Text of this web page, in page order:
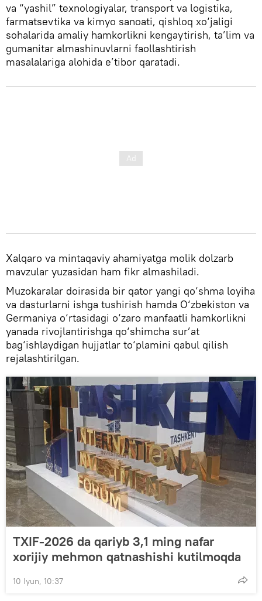
va “yashil” texnologiyalar, transport va logistika,
farmatsevtika va kimyo sanoati, qishloq xo‘jaligi
sohalarida amaliy hamkorlikni kengaytirish, ta’lim va
gumanitar almashinuvlarni faollashtirish
masalalariga alohida e’tibor qaratadi.
Xalqaro va mintaqaviy ahamiyatga molik dolzarb
mavzular yuzasidan ham fikr almashiladi.
Muzokaralar doirasida bir qator yangi qo‘shma loyiha
va dasturlarni ishga tushirish hamda O‘zbekiston va
Germaniya o‘rtasidagi o‘zaro manfaatli hamkorlikni
yanada rivojlantirishga qo‘shimcha sur’at
bag‘ishlaydigan hujjatlar to‘plamini qabul qilish
rejalashtirilgan.
TXIF-2026 da qariyb 3,1 ming nafar
xorijiy mehmon qatnashishi kutilmoqda
10 Iyun, 10:37